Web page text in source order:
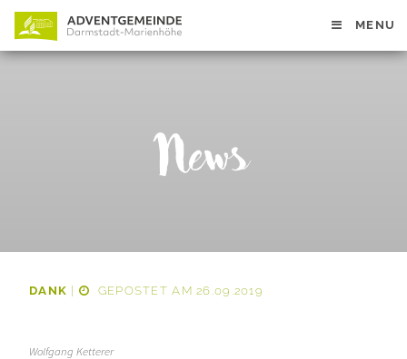
MENU
News
DANK GEPOSTET AM 26.09.2019
Wolfgang Ketterer